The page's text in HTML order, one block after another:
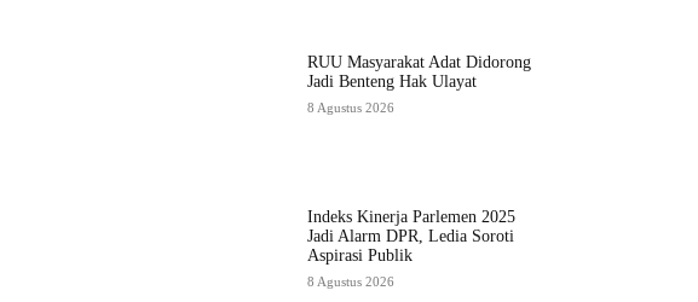
RUU Masyarakat Adat Didorong
Jadi Benteng Hak Ulayat
8 Agustus 2026
Indeks Kinerja Parlemen 2025
Jadi Alarm DPR, Ledia Soroti
Aspirasi Publik
8 Agustus 2026